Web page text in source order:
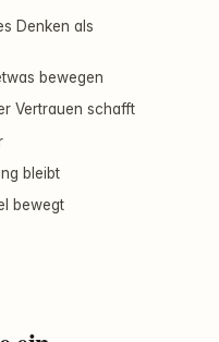
Denken als
bewegen
Vertrauen schafft
bleibt
bewegt